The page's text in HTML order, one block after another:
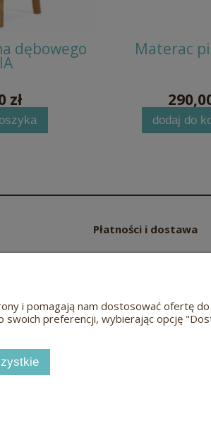
dębowego
zł
Materac
dodaj do
Płatności i dostawa
Czas i koszty dostawy
i pomagają nam dostosować ofertę
swoich preferencji, wybierając opcję